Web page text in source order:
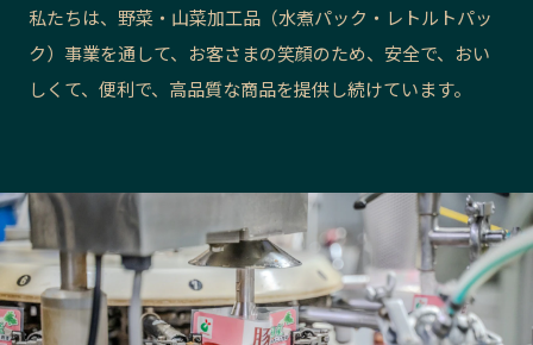
三重エリア
滋賀エリア
京都エリア
大阪市エリア
北摂エリア
堺・泉州エリア
河内エリア
兵庫エリア
私たちは、野菜・山菜加工品（水煮パック・レトルトパッ
ク）事業を通して、お客さまの笑顔のため、安全で、おい
しくて、便利で、高品質な商品を提供し続けています。